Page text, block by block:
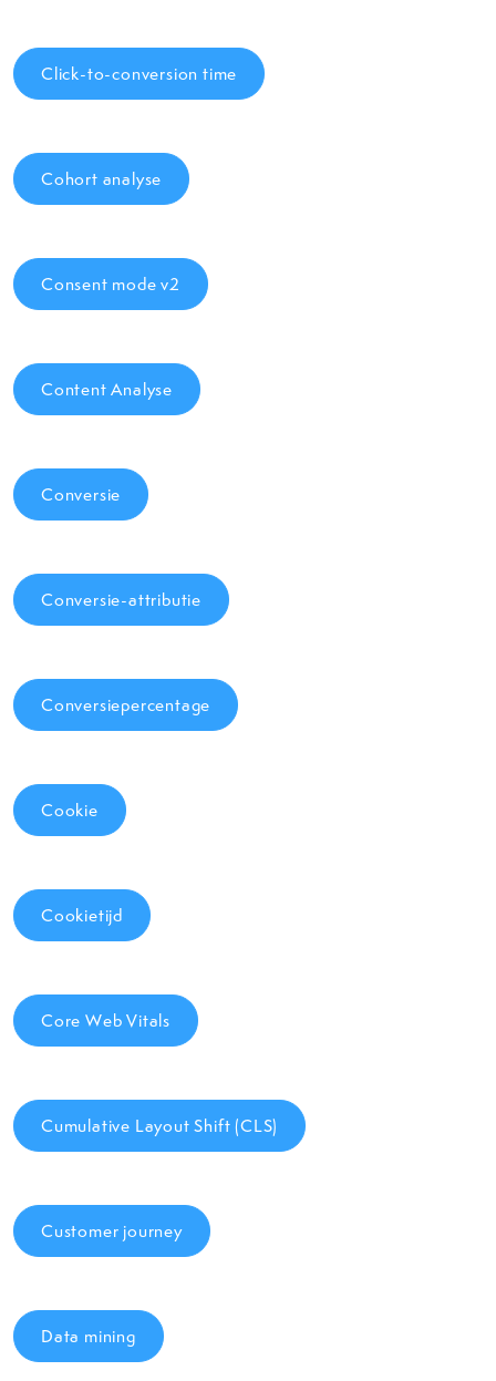
Click-to-conversion time
Cohort analyse
Consent mode v2
Content Analyse
Conversie
Conversie-attributie
Conversiepercentage
Cookie
Cookietijd
Core Web Vitals
Cumulative Layout Shift (CLS)
Customer journey
Data mining